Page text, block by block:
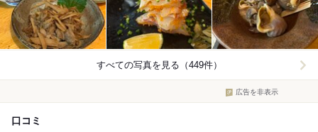
すべての写真を見る（449件）
広告を非表示
口コミ